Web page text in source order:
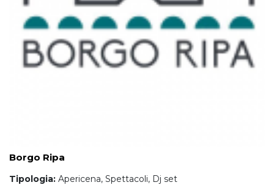
Borgo Ripa
Tipologia: Apericena, Spettacoli, Dj set